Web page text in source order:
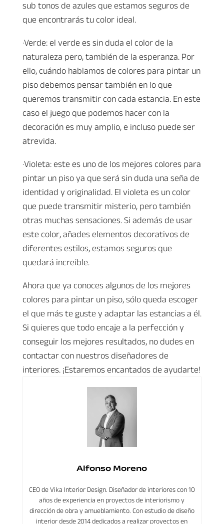
sub tonos de azules que estamos seguros de
que encontrarás tu color ideal.
·Verde: el verde es sin duda el color de la
naturaleza pero, también de la esperanza. Por
ello, cuándo hablamos de colores para pintar un
piso debemos pensar también en lo que
queremos transmitir con cada estancia. En este
caso el juego que podemos hacer con la
decoración es muy amplio, e incluso puede ser
atrevida.
·Violeta: este es uno de los mejores colores para
pintar un piso ya que será sin duda una seña de
identidad y originalidad. El violeta es un color
que puede transmitir misterio, pero también
otras muchas sensaciones. Si además de usar
este color, añades elementos decorativos de
diferentes estilos, estamos seguros que
quedará increíble.
Ahora que ya conoces algunos de los mejores
colores para pintar un piso, sólo queda escoger
el que más te guste y adaptar las estancias a él.
Si quieres que todo encaje a la perfección y
conseguir los mejores resultados, no dudes en
contactar con nuestros diseñadores de
interiores. ¡Estaremos encantados de ayudarte!
Alfonso Moreno
CEO de Vika Interior Design. Diseñador de interiores con 10
años de experiencia en proyectos de interiorismo y
dirección de obra y amueblamiento. Con estudio de diseño
interior desde 2014 dedicados a realizar proyectos en